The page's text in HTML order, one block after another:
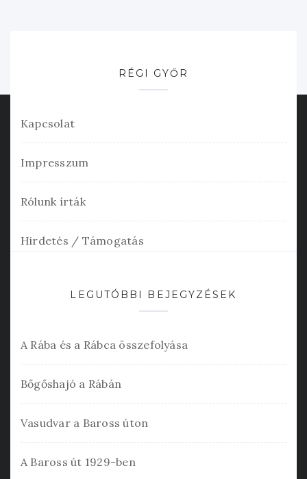
RÉGI GYŐR
Kapcsolat
Impresszum
Rólunk írták
Hirdetés / Támogatás
LEGUTÓBBI BEJEGYZÉSEK
A Rába és a Rábca összefolyása
Bőgőshajó a Rábán
Vasudvar a Baross úton
A Baross út 1929-ben